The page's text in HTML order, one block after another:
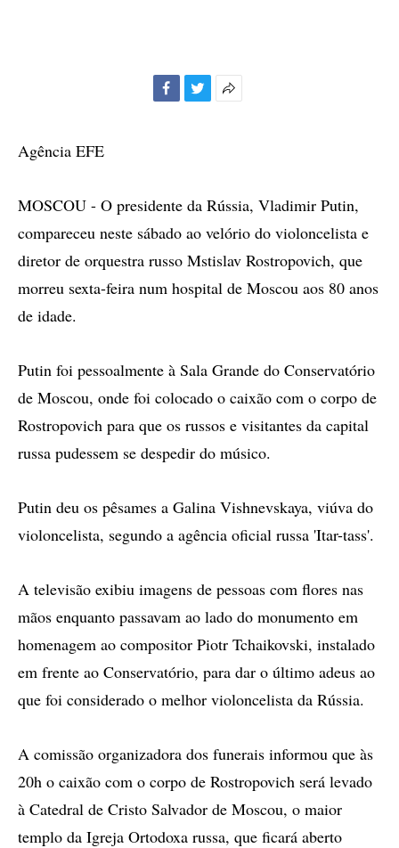
Agência EFE
MOSCOU - O presidente da Rússia, Vladimir Putin,
compareceu neste sábado ao velório do violoncelista e
diretor de orquestra russo Mstislav Rostropovich, que
morreu sexta-feira num hospital de Moscou aos 80 anos
de idade.
Putin foi pessoalmente à Sala Grande do Conservatório
de Moscou, onde foi colocado o caixão com o corpo de
Rostropovich para que os russos e visitantes da capital
russa pudessem se despedir do músico.
Putin deu os pêsames a Galina Vishnevskaya, viúva do
violoncelista, segundo a agência oficial russa 'Itar-tass'.
A televisão exibiu imagens de pessoas com flores nas
mãos enquanto passavam ao lado do monumento em
homenagem ao compositor Piotr Tchaikovski, instalado
em frente ao Conservatório, para dar o último adeus ao
que foi considerado o melhor violoncelista da Rússia.
A comissão organizadora dos funerais informou que às
20h o caixão com o corpo de Rostropovich será levado
à Catedral de Cristo Salvador de Moscou, o maior
templo da Igreja Ortodoxa russa, que ficará aberto